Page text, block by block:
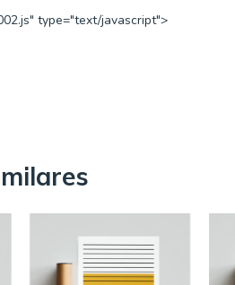
type="text/javascript">